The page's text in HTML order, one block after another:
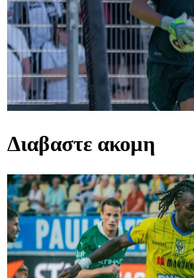
Διαβαστε ακομη